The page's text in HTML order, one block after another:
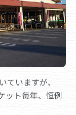
いますが、
ット毎年、恒例